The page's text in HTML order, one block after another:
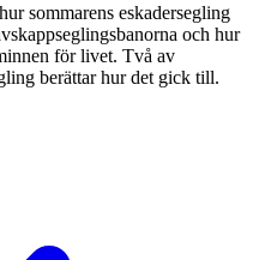
sommarens eskadersegling
och hur
för livet. Två av
berättar hur det gick till.